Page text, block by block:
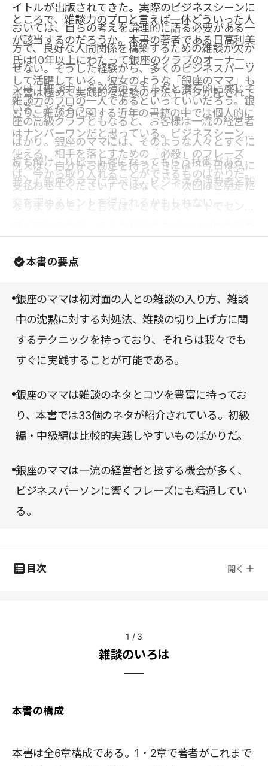
イトルが出版されてきた。実際のビジネスシーンに
おいては、自らの考えを論理的に語る必要がある一
方で、良好な人間関係を構築するための雑談が欠か
せない。そうした経験から、多くのビジネスパーソ
ンは「雑談力」を必須のスキルだと潜在的に感じて
いることだろう。
ところで、雑談力のプロと言えば一体どういった人
が該当するのだろうか。本書の著者である日高利美
氏は10年以上にわたって銀座のクラブのオーナーと
して活躍している。彼女のような「銀座のママ」も
雑談力のプロの一人であるといっていいだろう。銀
座の高級クラブともなると、お客様は一流の経営者
ばかり。銀座のママには、そのような人々とすぐに
打ち解け、リピート客になってもらう技術がある。
我々も銀座のママに学べば、ビジネスの決裁者と親
交を深めるヒントを得られるかもしれない。
本書は極めて実践的な雑談の手法やネタが記されて
おり、雑談力に関する近年の書籍の中では個人的に
はナンバーワンだと思っている。ビジネスシーンで
使える、相手を落とすための「必殺」のフレーズ
は、今から取り入れることができるものばかりだ。
例えば、自分がお勘定を持つときには「今日は私に
支払わせてください」ではなく、「次回はご馳走に
なりますので」と言えば、とてもスマートでセンス
うか。
本書の要点
銀座のママは初対面の人との雑談の入り方、雑談
中の沈黙に対する対処法、雑談の切り上げ方に関
するテクニックを持っており、それらは我々でも
すぐに実践することが可能である。
銀座のママは雑談のネタとコツを豊富に持ってお
り、本書では33個のネタが紹介されている。初級
編・中級編は比較的実践しやすいものばかりだ。
銀座のママは一流の経営者と接する機会が多く、
ビジネスパーソンに響くフレーズにも精通してい
る。
目次 開く
1 / 3
雑談のいろは
本書の構成
本書は全6章構成である。1・2章で著者がこれまで